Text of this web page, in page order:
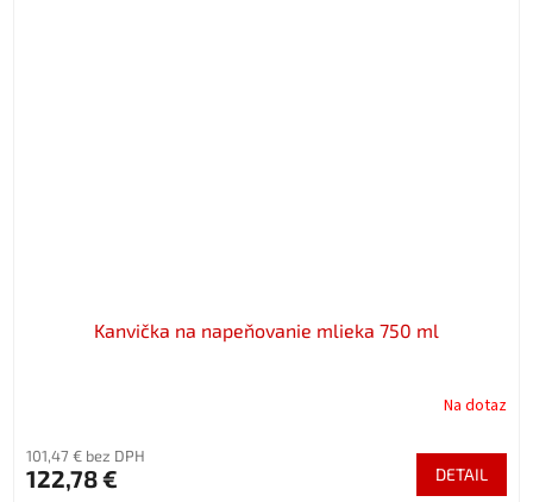
Kanvička na napeňovanie mlieka 750 ml
Na dotaz
101,47 € bez DPH
122,78 € DETAIL